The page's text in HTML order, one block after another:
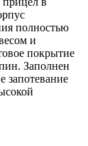
полностью
и
покрытие
Заполнен
запотевание